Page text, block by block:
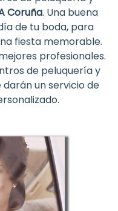
Coruña. Una buena
de tu boda, para
fiesta memorable.
profesionales.
de peluquería y
un servicio de